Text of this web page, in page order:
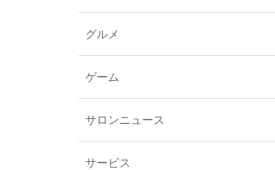
グルメ
ゲーム
サロンニュース
サービス